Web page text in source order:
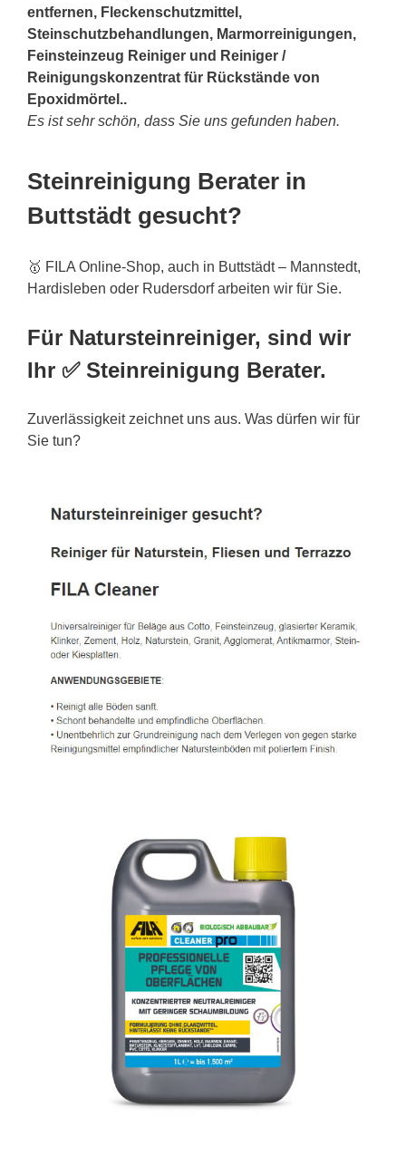
entfernen, Fleckenschutzmittel,
Steinschutzbehandlungen, Marmorreinigungen,
Feinsteinzeug Reiniger und Reiniger /
Reinigungskonzentrat für Rückstände von
Epoxidmörtel..
Es ist sehr schön, dass Sie uns gefunden haben.
Steinreinigung Berater in
Buttstädt gesucht?
🥇 FILA Online-Shop, auch in Buttstädt – Mannstedt,
Hardisleben oder Rudersdorf arbeiten wir für Sie.
Für Natursteinreiniger, sind wir
Ihr ✅ Steinreinigung Berater.
Zuverlässigkeit zeichnet uns aus. Was dürfen wir für
Sie tun?